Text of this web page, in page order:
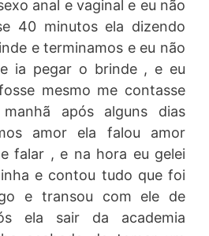
anal e vaginal e eu não
40 minutos ela dizendo
e terminamos e eu não
ia pegar o brinde , e eu
mesmo me contasse
após alguns dias
amor ela falou amor
falar , e na hora eu gelei
e contou tudo que foi
e transou com ele de
ela sair da academia